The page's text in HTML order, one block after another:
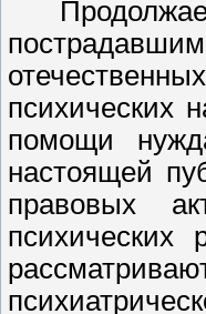
психических
помощи
настоящей
правовых
психических